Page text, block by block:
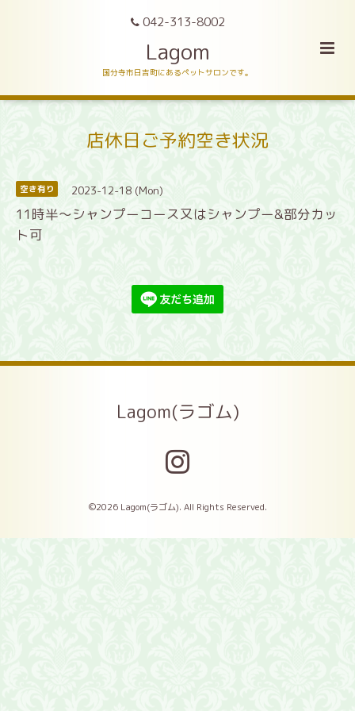
042-313-8002
Lagom
国分寺市日吉町にあるペットサロンです。
店休日ご予約空き状況
空き有り 2023-12-18 (Mon)
11時半〜シャンプーコース又はシャンプー&部分カッ
ト可
Lagom(ラゴム)
©2026 Lagom(ラゴム). All Rights Reserved.